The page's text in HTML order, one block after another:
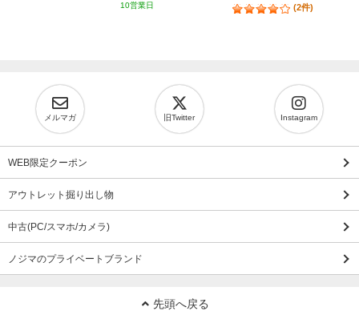
10営業日 (2件)
メルマガ 旧Twitter Instagram
WEB限定クーポン
アウトレット掘り出し物
中古(PC/スマホ/カメラ)
ノジマのプライベートブランド
先頭へ戻る